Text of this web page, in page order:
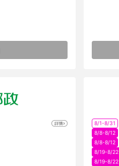
8/1-8/31
8/8-8/12
8/8-8/12
8/19-8/22
8/19-8/22